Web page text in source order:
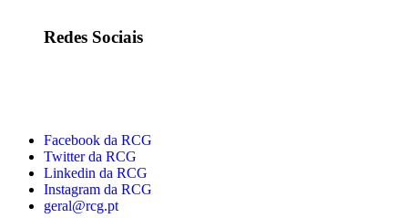
Redes Sociais
Facebook da RCG
Twitter da RCG
Linkedin da RCG
Instagram da RCG
geral@rcg.pt